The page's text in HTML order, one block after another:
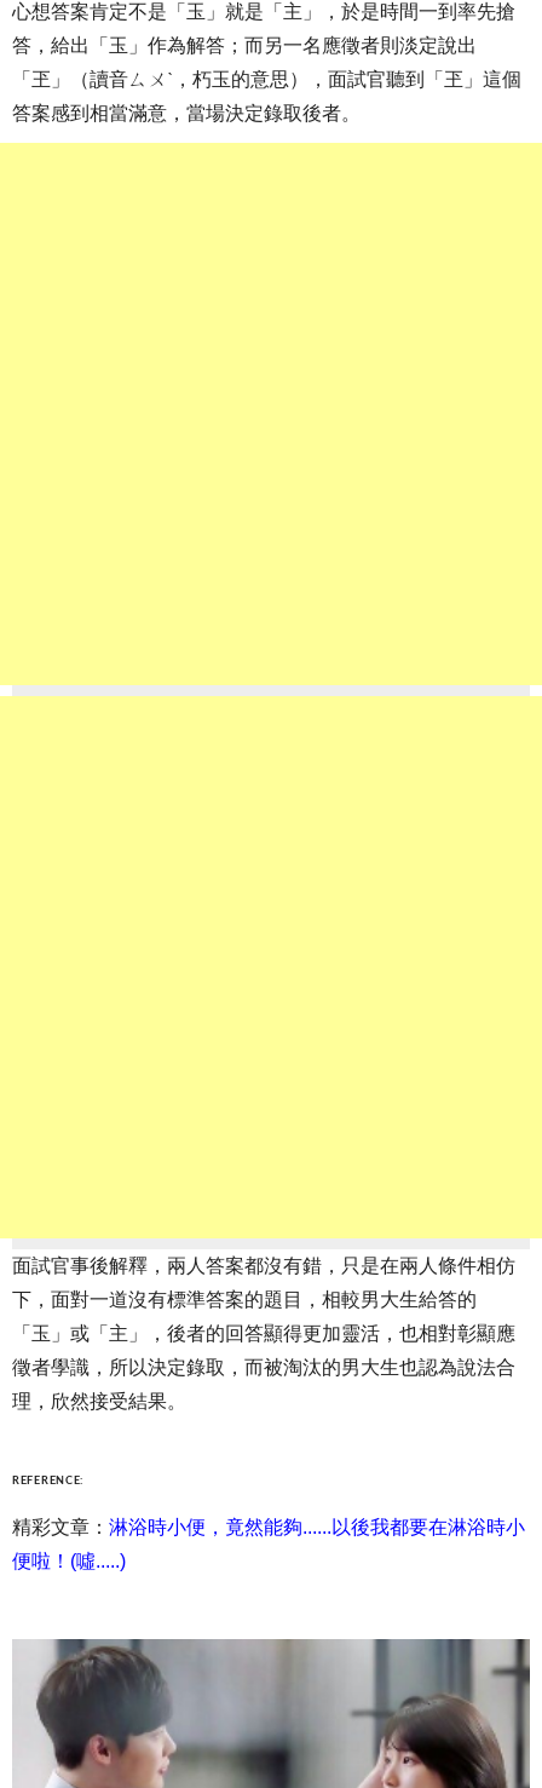
心想答案肯定不是「玉」就是「主」，於是時間一到率先搶
答，給出「玉」作為解答；而另一名應徵者則淡定說出
「玊」（讀音ㄙㄨˋ，朽玉的意思），面試官聽到「玊」這個
答案感到相當滿意，當場決定錄取後者。
面試官事後解釋，兩人答案都沒有錯，只是在兩人條件相仿
下，面對一道沒有標準答案的題目，相較男大生給答的
「玉」或「主」，後者的回答顯得更加靈活，也相對彰顯應
徵者學識，所以決定錄取，而被淘汰的男大生也認為說法合
理，欣然接受結果。
REFERENCE:
精彩文章： 淋浴時小便，竟然能夠......以後我都要在淋浴時小
便啦！(噓.....)